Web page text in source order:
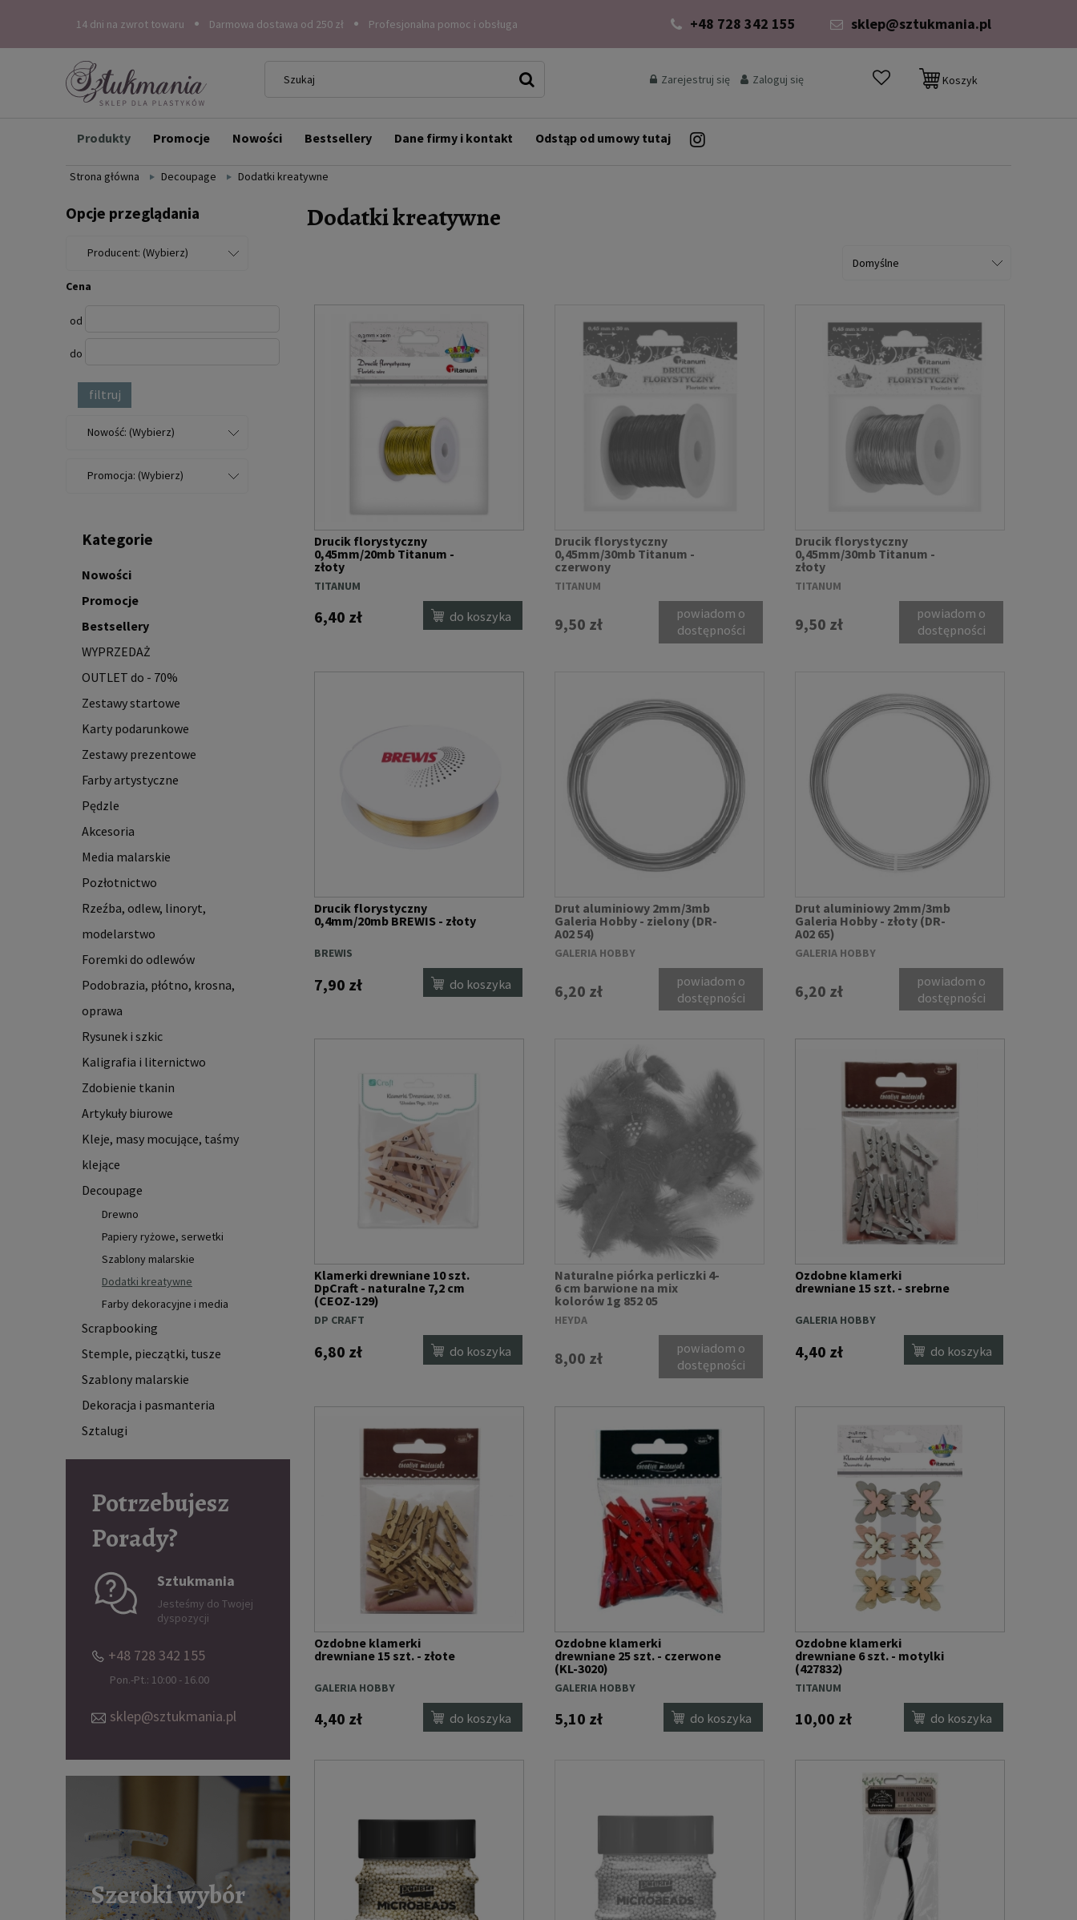
14 dni na zwrot towaru Darmowa dostawa od 250 zł Profesjonalna pomoc i obsługa +48 728 342 155 sklep@sztukmania.pl
Zarejestruj się Zaloguj się Koszyk
Produkty Promocje Nowości Bestsellery Dane firmy i kontakt Odstąp od umowy tutaj
Strona główna Decoupage Dodatki kreatywne
Opcje przeglądania
Producent: (Wybierz)
Cena
od
do
filtruj
Nowość: (Wybierz)
Promocja: (Wybierz)
Kategorie
Nowości
Promocje
Bestsellery
WYPRZEDAŻ
OUTLET do - 70%
Zestawy startowe
Karty podarunkowe
Zestawy prezentowe
Farby artystyczne
Pędzle
Akcesoria
Media malarskie
Pozłotnictwo
Rzeźba, odlew, linoryt,
modelarstwo
Foremki do odlewów
Podobrazia, płótno, krosna,
oprawa
Rysunek i szkic
Kaligrafia i liternictwo
Zdobienie tkanin
Artykuły biurowe
Kleje, masy mocujące, taśmy
klejące
Decoupage
Drewno
Papiery ryżowe, serwetki
Szablony malarskie
Dodatki kreatywne
Farby dekoracyjne i media
Scrapbooking
Stemple, pieczątki, tusze
Szablony malarskie
Dekoracja i pasmanteria
Sztalugi
Potrzebujesz
Porady?
Sztukmania
Jesteśmy do Twojej
dyspozycji
+48 728 342 155
Pon.-Pt.: 10:00 - 16.00
sklep@sztukmania.pl
Szeroki wybór
Dodatki kreatywne
Drucik florystyczny
0,45mm/20mb Titanum -
złoty
TITANUM
6,40 zł do koszyka
Drucik florystyczny
0,45mm/30mb Titanum -
czerwony
TITANUM
9,50 zł
powiadom o
dostępności
Drucik florystyczny
0,45mm/30mb Titanum -
złoty
TITANUM
9,50 zł
powiadom o
dostępności
Drucik florystyczny
0,4mm/20mb BREWIS - złoty
BREWIS
7,90 zł do koszyka
Drut aluminiowy 2mm/3mb
Galeria Hobby - zielony (DR-
A02 54)
GALERIA HOBBY
6,20 zł
powiadom o
dostępności
Drut aluminiowy 2mm/3mb
Galeria Hobby - złoty (DR-
A02 65)
GALERIA HOBBY
6,20 zł
powiadom o
dostępności
Klamerki drewniane 10 szt.
DpCraft - naturalne 7,2 cm
(CEOZ-129)
DP CRAFT
6,80 zł do koszyka
Naturalne piórka perliczki 4-
6 cm barwione na mix
kolorów 1g 852 05
HEYDA
8,00 zł
powiadom o
dostępności
Ozdobne klamerki
drewniane 15 szt. - srebrne
GALERIA HOBBY
4,40 zł do koszyka
Ozdobne klamerki
drewniane 15 szt. - złote
GALERIA HOBBY
4,40 zł do koszyka
Ozdobne klamerki
drewniane 25 szt. - czerwone
(KL-3020)
GALERIA HOBBY
5,10 zł do koszyka
Ozdobne klamerki
drewniane 6 szt. - motylki
(427832)
TITANUM
10,00 zł do koszyka